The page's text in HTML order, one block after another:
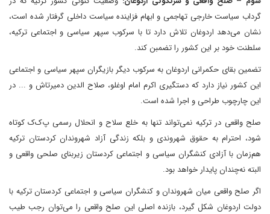
گرداب سیاست خارجی تهاجمی و ابهام فزاینده سیاست داخلی گرفتار شده است،
نشان می‌دهد اردوغان تلاش دارد تا با سرکوب سپهر سیاسی و اجتماعی ترکیه،
سلطنت خود بر این کشور را تضمبن کند.
تضمین بقای حکمرانی اردوغان به سرکوب دیگر بازیگران سپهر سیاسی و اجتماعی
این کشور نیاز دارد که دستگیری اکرم امام اوغلو، صلاح الدین دمیرتاش و ... در
این چارچوب طراحی و اجرا شده است.
صلح واقعی در ترکیه نمی‌تواند تنها به خلع سلاح و انحلال رسمی پ‌ک‌ک کوتاه
شود، احترام به حقوق شهروندی و بلکه زندگی آزاد شهروندان کردستان ترکیه
هم‌زمان با آزادی کنشگران سیاسی و اجتماعی کردستان زیربنای صلحی واقعی و
البته نه‌چندان پایدار خواهد بود.
اگر صلح واقعی میان شهروندان و کنشگران سیاسی و اجتماعی کردستان ترکیه با
دولت اردوغان شکل گیرد، بازنده اصلی این صلح واقعی را می‌توان رجب طیب